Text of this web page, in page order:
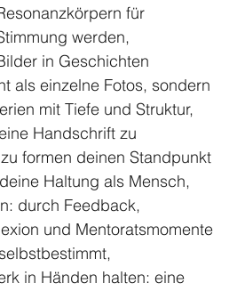
für
werden,
in Geschichten
als einzelne Fotos, sondern
mit Tiefe und Struktur,
Handschrift zu
formen deinen Standpunkt
Haltung als Mensch,
durch Feedback,
und Mentoratsmomente
in Händen halten: eine